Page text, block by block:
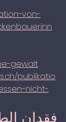
von-
gewalt
publikatio
nicht-
فقدان